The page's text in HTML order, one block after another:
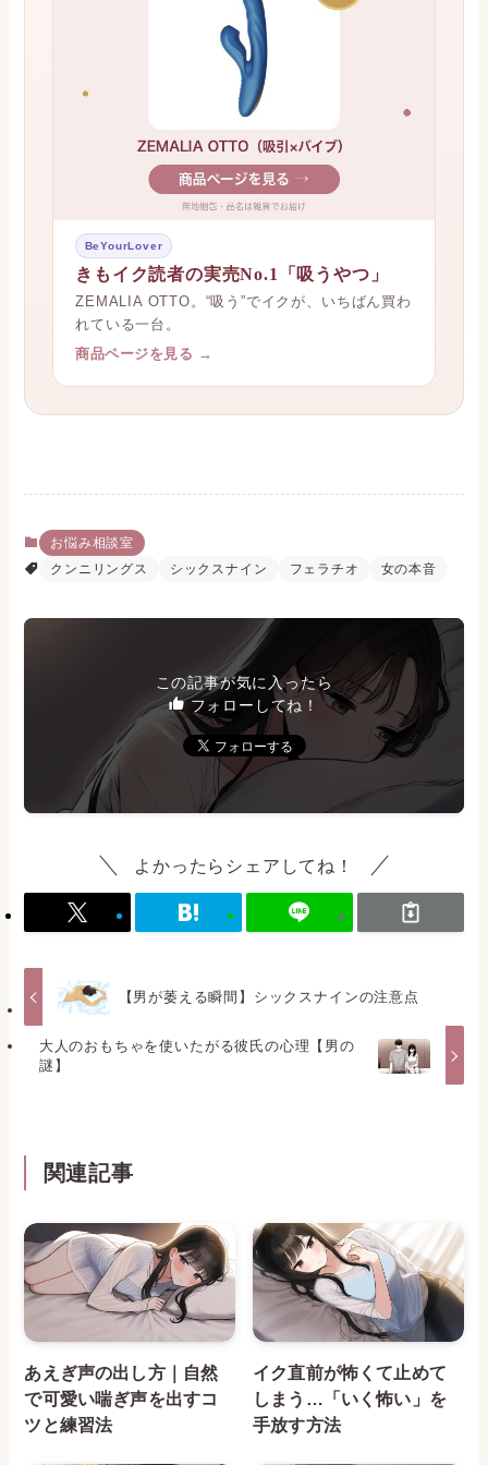
BeYourLover
きもイク読者の実売No.1「吸うやつ」
ZEMALIA OTTO。“吸う”でイクが、いちばん買わ
れている一台。
商品ページを見る →
お悩み相談室
クンニリングス
シックスナイン フェラチオ 女の本音
この記事が気に入ったら
フォローしてね！
よかったらシェアしてね！
【男が萎える瞬間】シックスナインの注意点
大人のおもちゃを使いたがる彼氏の心理【男の
謎】
関連記事
あえぎ声の出し方｜自然
で可愛い喘ぎ声を出すコ
ツと練習法
イク直前が怖くて止めて
しまう…「いく怖い」を
手放す方法